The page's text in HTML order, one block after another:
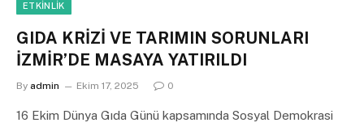
ETKINLIK
GIDA KRİZİ VE TARIMIN SORUNLARI
İZMİR’DE MASAYA YATIRILDI
By admin Ekim 17, 2025 0
16 Ekim Dünya Gıda Günü kapsamında Sosyal Demokrasi